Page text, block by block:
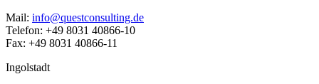
Mail: info@questconsulting.de
Telefon: +49 8031 40866-10
Fax: +49 8031 40866-11
Ingolstadt